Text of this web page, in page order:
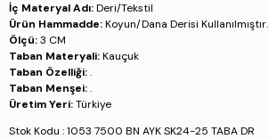
İç Materyal Adı:Deri/Tekstil
Ürün Hammadde:Koyun/Dana Derisi Kullanılmıştır.
Ölçü:3 CM
Taban Materyali:Kauçuk
Taban Özelliği:.
Taban Menşei:.
Üretim Yeri:Türkiye
Stok Kodu : 1053 7500 BN AYK SK24-25 TABA DR